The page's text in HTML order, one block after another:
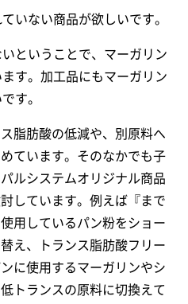
いない商品が欲しいです。
ということで、マーガリン
す。加工品にもマーガリン
す。
脂肪酸の低減や、別原料へ
ています。そのなかでも子
ルシステムオリジナル商品
しています。例えば『まで
用しているパン粉をショー
え、トランス脂肪酸フリー
に使用するマーガリンやシ
トランスの原料に切換えて